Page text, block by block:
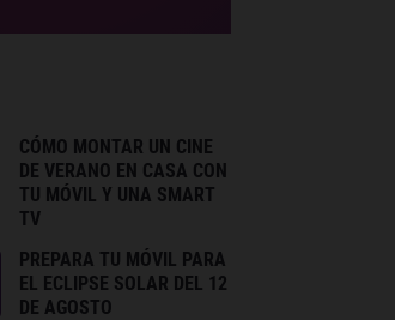
CÓMO MONTAR UN CINE
DE VERANO EN CASA CON
TU MÓVIL Y UNA SMART
TV
PREPARA TU MÓVIL PARA
EL ECLIPSE SOLAR DEL 12
DE AGOSTO